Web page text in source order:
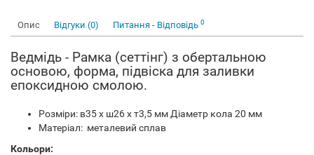
Опис Відгуки (0) Питання - Відповідь 0
Ведмідь - Рамка (сеттінг) з обертальною
основою, форма, підвіска для заливки
епоксидною смолою.
Розміри: в35 х ш26 х т3,5 мм Діаметр кола 20 мм
Матеріал: металевий сплав
Кольори: